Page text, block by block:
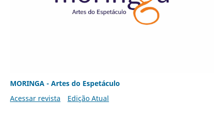
MORINGA - Artes do Espetáculo
Acessar revista
Edição Atual